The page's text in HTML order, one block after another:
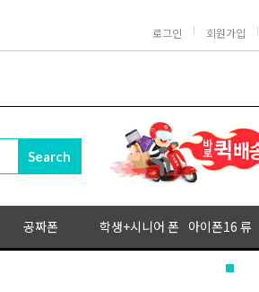
로그인 회원가입
공짜폰 학생+시니어 폰 아이폰16 류